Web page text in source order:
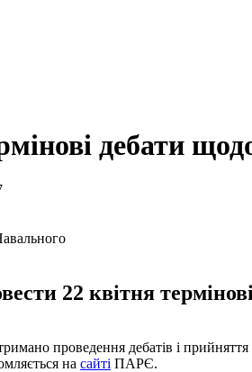
дебати
22 квітня
проведення дебатів і
на сайті ПАРЄ.